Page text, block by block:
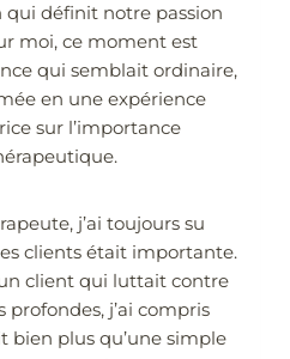
définit notre passion
moi, ce moment est
qui semblait ordinaire,
en une expérience
sur l’importance
j’ai toujours su
clients était importante.
client qui luttait contre
profondes, j’ai compris
bien plus qu’une simple